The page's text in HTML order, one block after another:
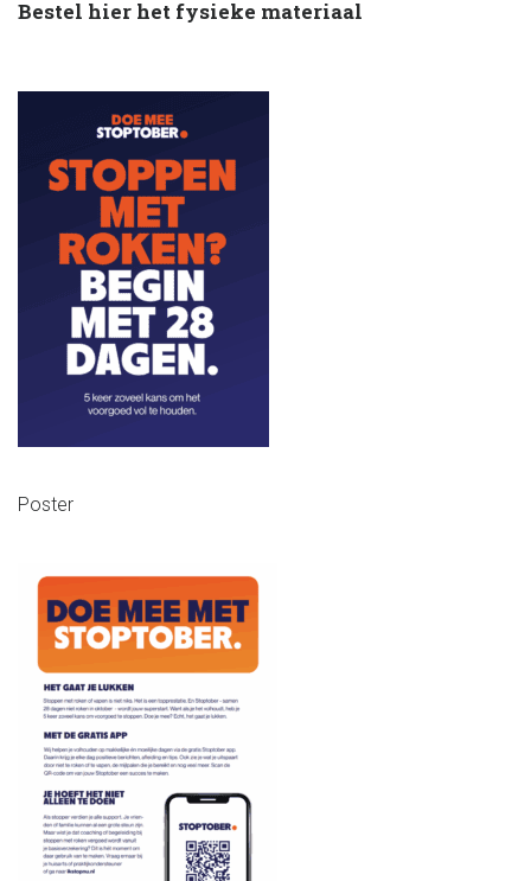
Bestel hier het fysieke materiaal
Poster